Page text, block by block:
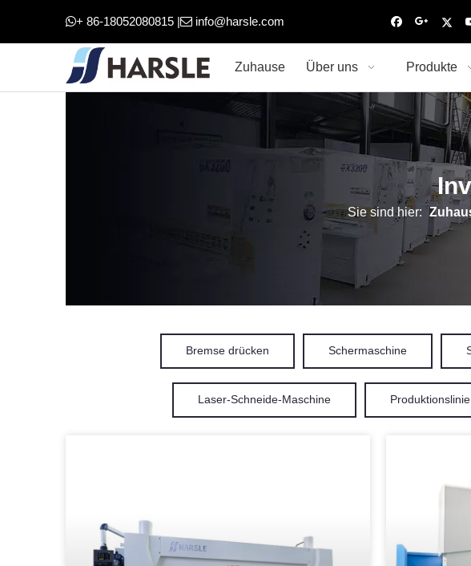
+ 86-18052080815 | info@harsle.com
Zuhause Über uns Produkte
Sie sind hier:
Bremse drücken Schermaschine
Laser-Schneide-Maschine